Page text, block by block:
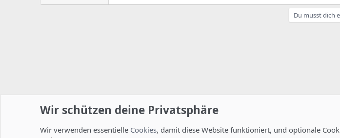
Du musst dich
Startseite Foren ISPConfig Installation und Konfiguration
Wir schützen deine Privatsphäre
Wir verwenden essentielle Cookies, damit diese Website funktioniert, und optionale